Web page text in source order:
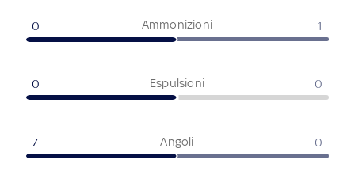
Ammonizioni
0 1
Espulsioni
0 0
Angoli
7 0